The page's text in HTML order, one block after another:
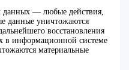
данных — любые действия,
данные уничтожаются
восстановления
в информационной системе
материальные